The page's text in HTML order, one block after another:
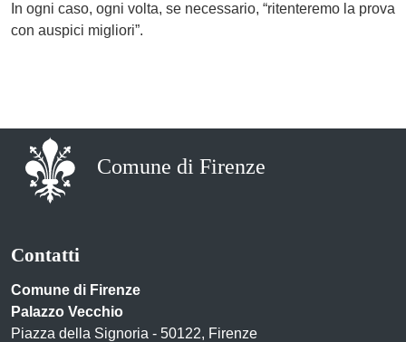
In ogni caso, ogni volta, se necessario, “ritenteremo la prova
con auspici migliori”.
Comune di Firenze
Contatti
Comune di Firenze
Palazzo Vecchio
Piazza della Signoria - 50122, Firenze